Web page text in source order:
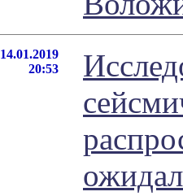
14.01.2019
20:53